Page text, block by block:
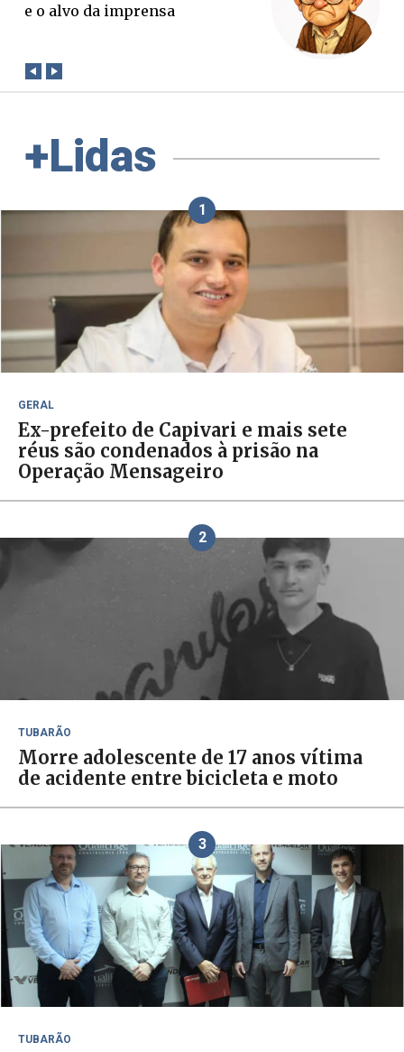
verdade. Mas quem paga a
+Lidas
1
GERAL
Ex-prefeito de Capivari e mais sete
réus são condenados à prisão na
Operação Mensageiro
2
TUBARÃO
Morre adolescente de 17 anos vítima
de acidente entre bicicleta e moto
3
TUBARÃO